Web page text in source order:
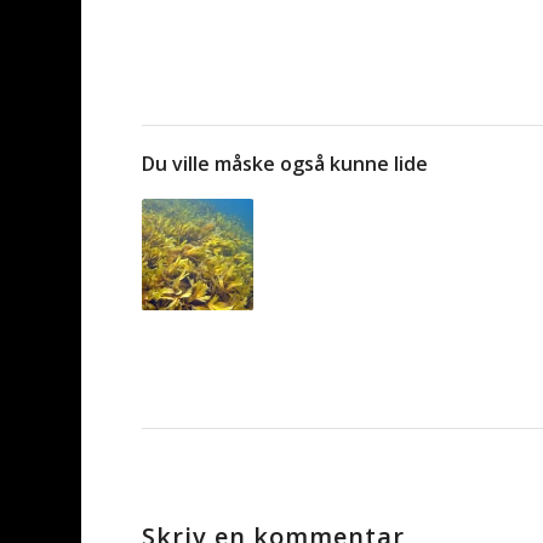
Du ville måske også kunne lide
Skriv en kommentar